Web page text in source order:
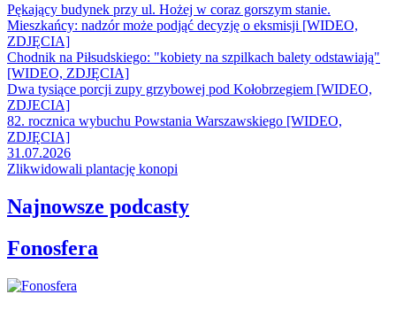
Pękający budynek przy ul. Hożej w coraz gorszym stanie.
Mieszkańcy: nadzór może podjąć decyzję o eksmisji [WIDEO,
ZDJĘCIA]
Chodnik na Piłsudskiego: "kobiety na szpilkach balety odstawiają"
[WIDEO, ZDJĘCIA]
Dwa tysiące porcji zupy grzybowej pod Kołobrzegiem [WIDEO,
ZDJECIA]
82. rocznica wybuchu Powstania Warszawskiego [WIDEO,
ZDJĘCIA]
31.07.2026
Zlikwidowali plantację konopi
Najnowsze podcasty
Fonosfera